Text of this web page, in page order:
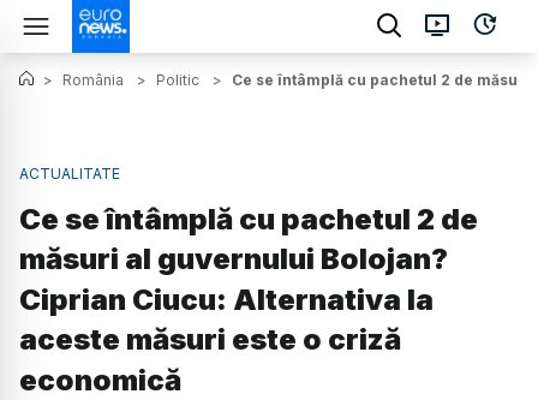
> România > Politic > Ce se întâmplă cu pachetul 2 de
ACTUALITATE
Ce se întâmplă cu pachetul 2 de
măsuri al guvernului Bolojan?
Ciprian Ciucu: Alternativa la
aceste măsuri este o criză
economică